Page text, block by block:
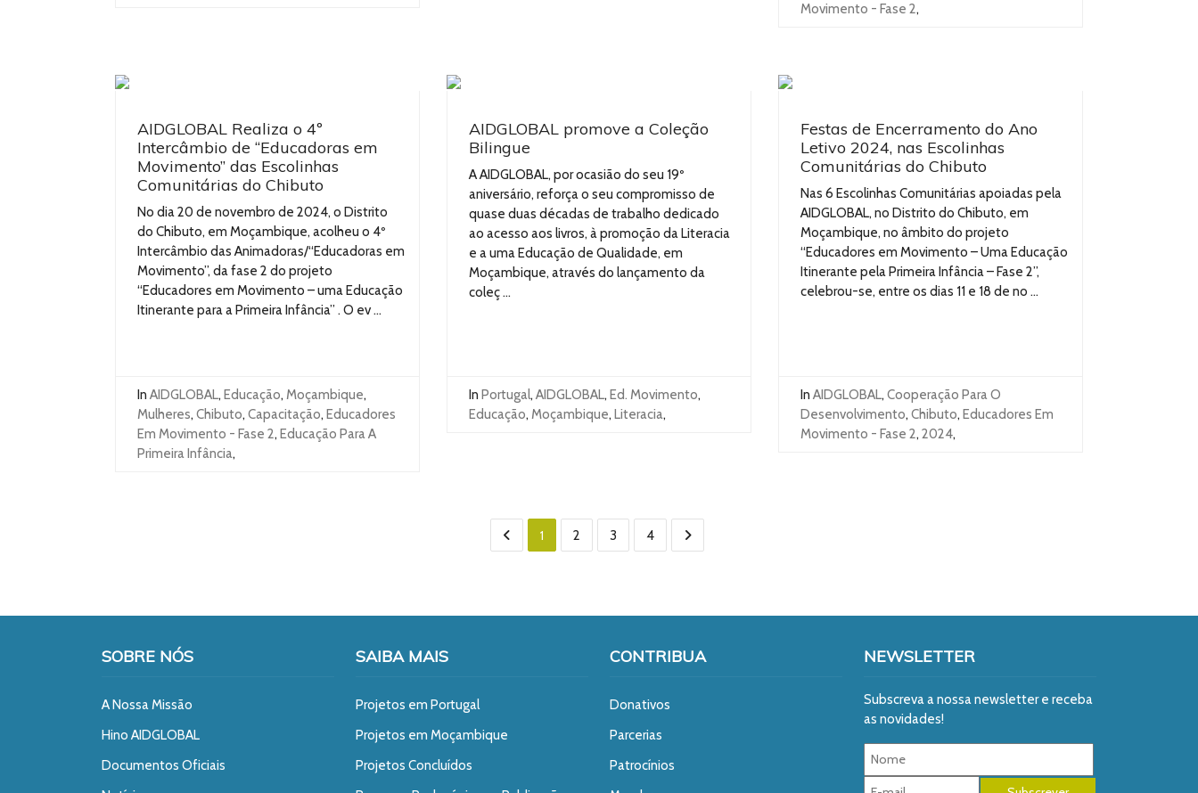
Movimento - Fase 2,
AIDGLOBAL Realiza o 4º
Intercâmbio de “Educadoras em
Movimento” das Escolinhas
Comunitárias do Chibuto
No dia 20 de novembro de 2024, o Distrito
do Chibuto, em Moçambique, acolheu o 4º
Intercâmbio das Animadoras/“Educadoras em
Movimento”, da fase 2 do projeto
“Educadores em Movimento – uma Educação
Itinerante para a Primeira Infância” . O ev ...
In AIDGLOBAL, Educação, Moçambique,
Mulheres, Chibuto, Capacitação, Educadores
Em Movimento - Fase 2, Educação Para A
Primeira Infância,
AIDGLOBAL promove a Coleção
Bilingue
A AIDGLOBAL, por ocasião do seu 19º
aniversário, reforça o seu compromisso de
quase duas décadas de trabalho dedicado
ao acesso aos livros, à promoção da Literacia
e a uma Educação de Qualidade, em
Moçambique, através do lançamento da
coleç ...
In Portugal, AIDGLOBAL, Ed. Movimento,
Educação, Moçambique, Literacia,
Festas de Encerramento do Ano
Letivo 2024, nas Escolinhas
Comunitárias do Chibuto
Nas 6 Escolinhas Comunitárias apoiadas pela
AIDGLOBAL, no Distrito do Chibuto, em
Moçambique, no âmbito do projeto
“Educadores em Movimento – Uma Educação
Itinerante pela Primeira Infância – Fase 2”,
celebrou-se, entre os dias 11 e 18 de no ...
In AIDGLOBAL, Cooperação Para O
Desenvolvimento, Chibuto, Educadores Em
Movimento - Fase 2, 2024,
1 2 3 4
SOBRE NÓS
A Nossa Missão
Hino AIDGLOBAL
Documentos Oficiais
SAIBA MAIS
Projetos em Portugal
Projetos em Moçambique
Projetos Concluídos
CONTRIBUA
Donativos
Parcerias
Patrocínios
NEWSLETTER
Subscreva a nossa newsletter e receba
as novidades!